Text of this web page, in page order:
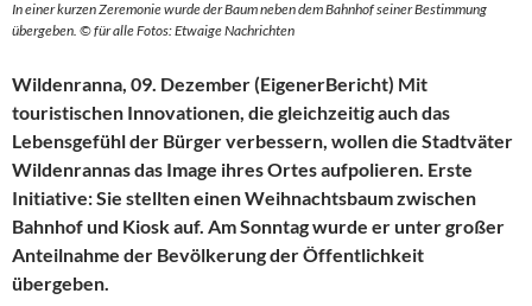
In einer kurzen Zeremonie wurde der Baum neben dem Bahnhof seiner Bestimmung
übergeben. © für alle Fotos: Etwaige Nachrichten
Wildenranna, 09. Dezember (EigenerBericht) Mit
touristischen Innovationen, die gleichzeitig auch das
Lebensgefühl der Bürger verbessern, wollen die Stadtväter
Wildenrannas das Image ihres Ortes aufpolieren. Erste
Initiative: Sie stellten einen Weihnachtsbaum zwischen
Bahnhof und Kiosk auf. Am Sonntag wurde er unter gro­ßer
Anteilnahme der Bevölkerung der Öffentlichkeit
übergeben.